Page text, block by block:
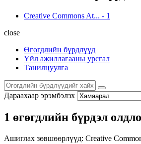
Creative Commons At... - 1
close
Өгөгдлийн бүрдлүүд
Үйл ажиллагааны урсгал
Танилцуулга
Дараахаар эрэмбэлэх
1 өгөгдлийн бүрдэл
Ашиглах зөвшөөрлүүд: Creative